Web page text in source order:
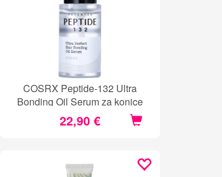
COSRX Peptide-132 Ultra
Bonding Oil Serum za konice
22,90 €